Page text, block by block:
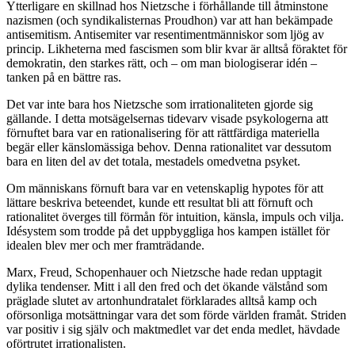
Ytterligare en skillnad hos Nietzsche i förhållande till åtminstone
nazismen (och syndikalisternas Proudhon) var att han bekämpade
antisemitism. Antisemiter var resentimentmänniskor som ljög av
princip. Likheterna med fascismen som blir kvar är alltså föraktet för
demokratin, den starkes rätt, och – om man biologiserar idén –
tanken på en bättre ras.
Det var inte bara hos Nietzsche som irrationaliteten gjorde sig
gällande. I detta motsägelsernas tidevarv visade psykologerna att
förnuftet bara var en rationalisering för att rättfärdiga materiella
begär eller känslomässiga behov. Denna rationalitet var dessutom
bara en liten del av det totala, mestadels omedvetna psyket.
Om människans förnuft bara var en vetenskaplig hypotes för att
lättare beskriva beteendet, kunde ett resultat bli att förnuft och
rationalitet överges till förmån för intuition, känsla, impuls och vilja.
Idésystem som trodde på det uppbyggliga hos kampen istället för
idealen blev mer och mer framträdande.
Marx, Freud, Schopenhauer och Nietzsche hade redan upptagit
dylika tendenser. Mitt i all den fred och det ökande välstånd som
präglade slutet av artonhundratalet förklarades alltså kamp och
oförsonliga motsättningar vara det som förde världen framåt. Striden
var positiv i sig själv och maktmedlet var det enda medlet, hävdade
oförtrutet irrationalisten.